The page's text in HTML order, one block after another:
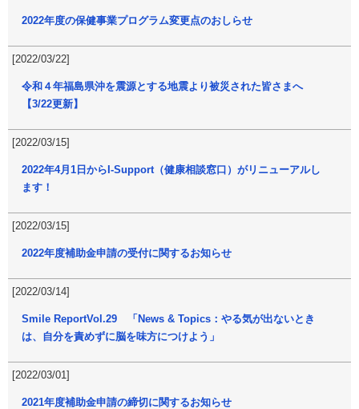
2022年度の保健事業プログラム変更点のおしらせ
[2022/03/22]
令和４年福島県沖を震源とする地震より被災された皆さまへ
【3/22更新】
[2022/03/15]
2022年4月1日からI-Support（健康相談窓口）がリニューアルし
ます！
[2022/03/15]
2022年度補助金申請の受付に関するお知らせ
[2022/03/14]
Smile ReportVol.29 「News & Topics：やる気が出ないとき
は、自分を責めずに脳を味方につけよう」
[2022/03/01]
2021年度補助金申請の締切に関するお知らせ